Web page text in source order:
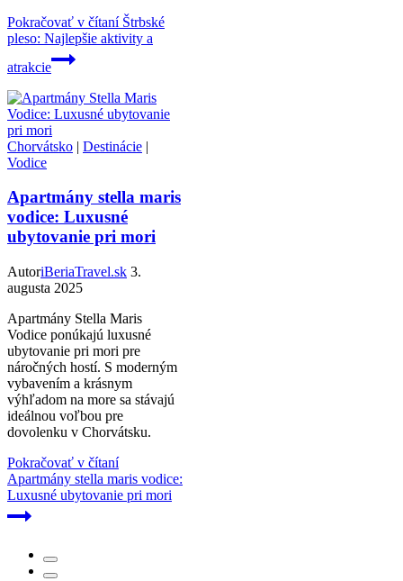
Pokračovať v čítaníŠtrbské
pleso: Najlepšie aktivity a
atrakcie
Chorvátsko | Destinácie |
Vodice
Apartmány stella maris
vodice: Luxusné
ubytovanie pri mori
AutoriBeriaTravel.sk 3.
augusta 2025
Apartmány Stella Maris
Vodice ponúkajú luxusné
ubytovanie pri mori pre
náročných hostí. S moderným
vybavením a krásnym
výhľadom na more sa stávajú
ideálnou voľbou pre
dovolenku v Chorvátsku.
Pokračovať v čítaní
Apartmány stella maris vodice:
Luxusné ubytovanie pri mori